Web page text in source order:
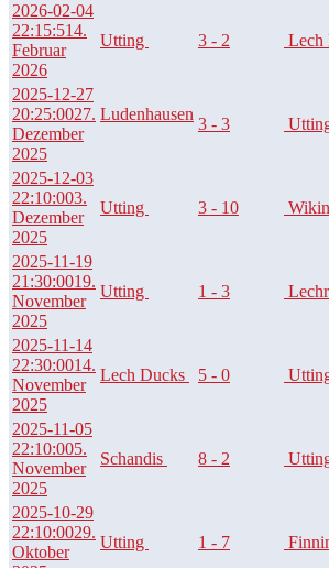
2026-02-04
22:15:514.
Februar
2026
Utting 3 - 2 Lech
2025-12-27
20:25:0027.
Dezember
2025
Ludenhausen
3 - 3
2025-12-03
22:10:003.
Dezember
2025
Utting 3 - 10
2025-11-19
21:30:0019.
November
2025
Utting 1 - 3
2025-11-14
22:30:0014.
November
2025
Lech Ducks 5 - 0
2025-11-05
22:10:005.
November
2025
Schandis 8 - 2
2025-10-29
22:10:0029.
Oktober
Utting 1 - 7